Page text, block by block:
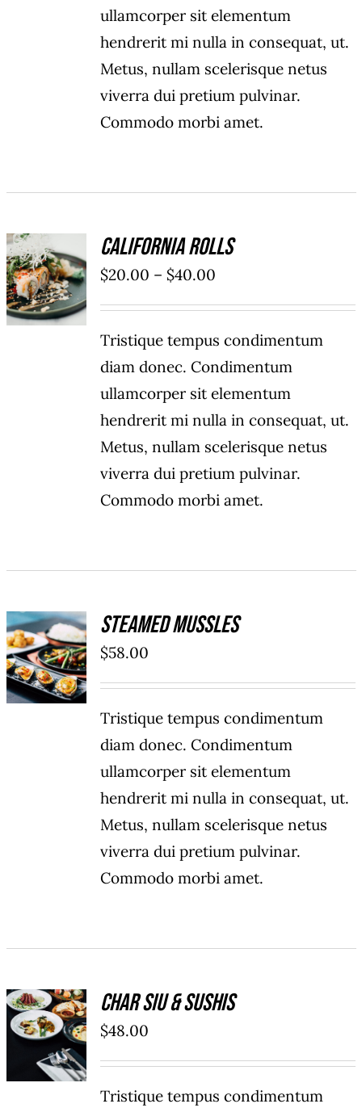
ullamcorper sit elementum
hendrerit mi nulla in consequat, ut.
Metus, nullam scelerisque netus
viverra dui pretium pulvinar.
Commodo morbi amet.
SELECT
OPTIONS
/
DÉTAILS
California Rolls
$20.00 – $40.00
Tristique tempus condimentum
diam donec. Condimentum
ullamcorper sit elementum
hendrerit mi nulla in consequat, ut.
Metus, nullam scelerisque netus
viverra dui pretium pulvinar.
Commodo morbi amet.
ADD TO
CART
/
DÉTAILS
Steamed Mussles
$58.00
Tristique tempus condimentum
diam donec. Condimentum
ullamcorper sit elementum
hendrerit mi nulla in consequat, ut.
Metus, nullam scelerisque netus
viverra dui pretium pulvinar.
Commodo morbi amet.
ADD TO
CART
/
DÉTAILS
Char Siu & Sushis
$48.00
Tristique tempus condimentum